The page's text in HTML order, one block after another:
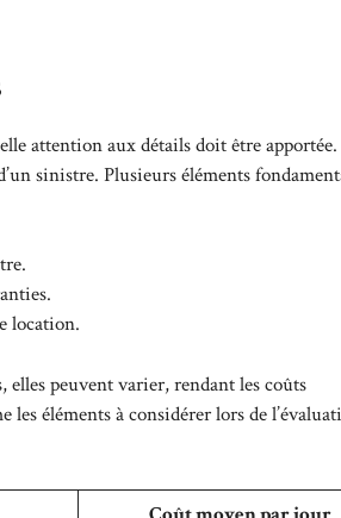
attention aux détails doit être apportée.
sinistre. Plusieurs éléments
location.
elles peuvent varier, rendant les coûts
éléments à considérer lors de